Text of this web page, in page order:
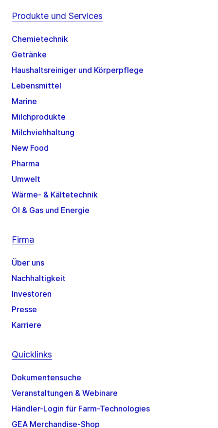
Produkte und Services
Chemietechnik
Getränke
Haushaltsreiniger und Körperpflege
Lebensmittel
Marine
Milchprodukte
Milchviehhaltung
New Food
Pharma
Umwelt
Wärme- & Kältetechnik
Öl & Gas und Energie
Firma
Über uns
Nachhaltigkeit
Investoren
Presse
Karriere
Quicklinks
Dokumentensuche
Veranstaltungen & Webinare
Händler-Login für Farm-Technologies
GEA Merchandise-Shop